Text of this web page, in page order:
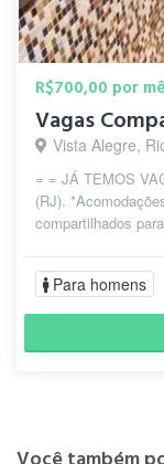
R$700,00 por
Vista Alegre,
= = JÁ TEMOS
(RJ).
compartilhados
Para homens